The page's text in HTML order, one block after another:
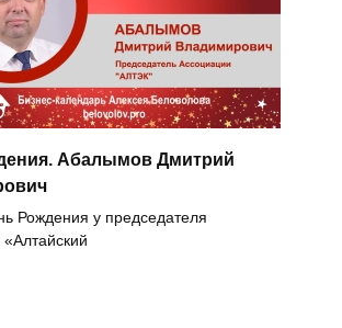
Абалымов Дмитрий
Рождения у председателя